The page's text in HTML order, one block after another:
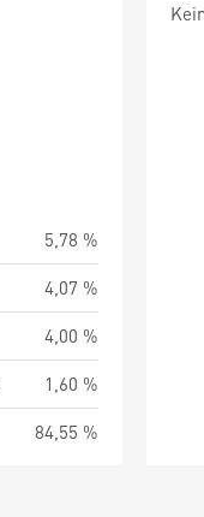
5,78 %
4,07 %
4,00 %
1,60 %
84,55 %